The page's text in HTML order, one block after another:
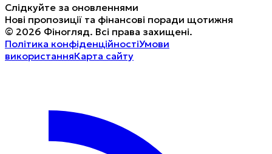
Слідкуйте за оновленнями
Нові пропозиції та фінансові поради щотижня
© 2026 Фіногляд. Всі права захищені.
Політика конфіденційностіУмови
використанняКарта сайту